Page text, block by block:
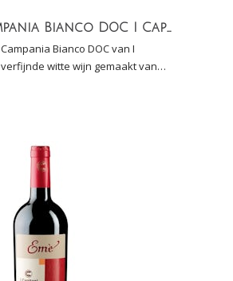
Faius Campania Bianco DOC I Capitani
Bianco DOC van I
witte wijn gemaakt van
Coda di Volpe.